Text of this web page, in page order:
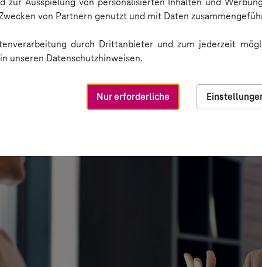
von Partnern genutzt und mit Daten
durch Drittanbieter und zum jederzeit
unseren Datenschutzhinweisen.
Nur erforderliche